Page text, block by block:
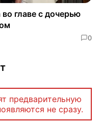
главе с дочерью
0
предварительную
не сразу.